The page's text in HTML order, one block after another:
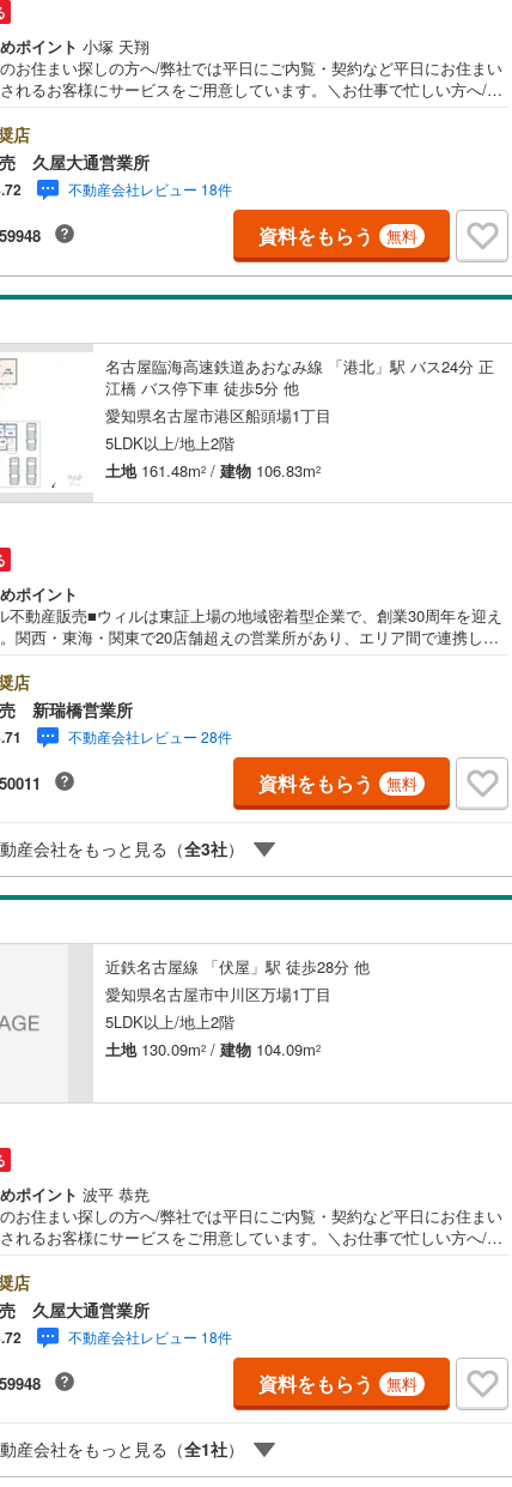
ポイント 小塚 天翔
お住まい探しの方へ/弊社では平日にご内覧・契約など平日にお住まい
れるお客様にサービスをご用意しています。＼お仕事で忙しい方へ/午
のご内覧もご対応いたします。＼本物件の他にも気になる物件がある
産業者間で不動産情報が共有されているので、名古屋市全域や、その
リアでもご内覧が可能です！ 【ウィル不動産販売 久屋大通営業所】
東山線「栄」駅7A出口から徒歩1分、名城線「久屋大通」駅7A出口か
1分◎お子様が遊べるキッズスペースあり◎営業時間 10:00～19:00（定
） 上記時間はお電話が繋がりやすくなっております。ぜひお気軽にご
さい！現地を見学される場合は「室内・現地を見学する（無料）」ボタ
希望の日時をご記入いただけますとスムーズにご案内が可能です。
店
久屋大通営業所
不動産会社レビュー 18件
資料をもらう 無料
名古屋臨海高速鉄道あおなみ線 「港北」駅 バス24分 正
江橋 バス停下車 徒歩5分 他
愛知県名古屋市港区船頭場1丁目
5LDK以上/地上2階
土地161.48m2 / 建物 106.83m2
ポイント
不動産販売■ウィルは東証上場の地域密着型企業で、創業30周年を迎え
関西・東海・関東で20店舗超えの営業所があり、エリア間で連携した
ペースを完備しており、お子様連れのお客様も安心してご利用いただ
●平日のお住まい探しの方へ●弊社では平日にご内覧や契約を希望され
のために、「平日会員制度」という割引プランをご用意しています。●
忙しい方へ●午前10時から午後7時まで、毎日営業しております。事前
約いただければ、営業時間外でのご内覧にも対応いたします。また、オ
内覧や事前のLINE相談も可能です。●すぐの内覧も可能です●弊社は定
く営業しており、当日のご内覧も承ります。弊社で掲載している物件以
関することはもちろん、住宅ローンなどの資金面やリフォームに関する
、お住まいに関するどんなことでもお気軽にご相談ください。
店
新瑞橋営業所
不動産会社レビュー 28件
資料をもらう 無料
産会社をもっと見る（全3社）
近鉄名古屋線 「伏屋」駅 徒歩28分 他
愛知県名古屋市中川区万場1丁目
5LDK以上/地上2階
土地130.09m2 / 建物 104.09m2
ポイント 波平 恭尭
お住まい探しの方へ/弊社では平日にご内覧・契約など平日にお住まい
れるお客様にサービスをご用意しています。＼お仕事で忙しい方へ/午
のご内覧もご対応いたします。＼本物件の他にも気になる物件がある
産業者間で不動産情報が共有されているので、名古屋市全域や、その
リアでもご内覧が可能です！ 【ウィル不動産販売 久屋大通営業所】
東山線「栄」駅7A出口から徒歩1分、名城線「久屋大通」駅7A出口か
1分◎お子様が遊べるキッズスペースあり◎営業時間 10:00～19:00（定
） 上記時間はお電話が繋がりやすくなっております。ぜひお気軽にご
さい！現地を見学される場合は「室内・現地を見学する（無料）」ボタ
店
久屋大通営業所
不動産会社レビュー 18件
資料をもらう 無料
産会社をもっと見る（全1社）